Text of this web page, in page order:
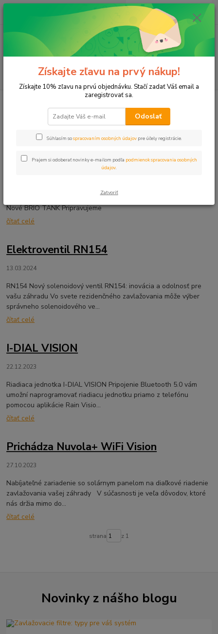
Menu
(Po-Pia, 8-17 hod.)
ks
za0 €
Novinky
strana z 1
Nové BRIO TANK Pripravujeme
čítať celé
Elektroventil RN154
13.03.2024
RN154 Nový solenoidový ventil RN154: inovácia a odolnosť pre
vašu záhradu Vo svete rezidenčného zavlažovania môže výber
správneho solenoidového ve...
čítať celé
I-DIAL VISION
22.12.2023
Riadiaca jednotka I-DIAL VISION Pripojenie Bluetooth 5.0 vám
umožní naprogramovať riadiacu jednotku priamo z telefónu
pomocou aplikácie Rain Visio...
čítať celé
Prichádza Nuvola+ WiFi Vision
27.10.2023
Nabíjateľné zariadenie so solárnym panelom na diaľkové riadenie
zavlažovania vašej záhrady V súčasnosti je veľa dôvodov, ktoré
nás držia mimo do...
čítať celé
strana z 1
Novinky z nášho blogu
Získajte zľavu na prvý nákup!
Získajte 10% zľavu na prvú objednávku. Stačí zadať Váš email a
zaregistrovať sa.
Odoslať
Súhlasím sospracovaním osobných údajov pre účely registrácie.
Prajem si odoberať novinky e-mailom podľa podmienok spracovania osobných
údajov
Zatvoriť